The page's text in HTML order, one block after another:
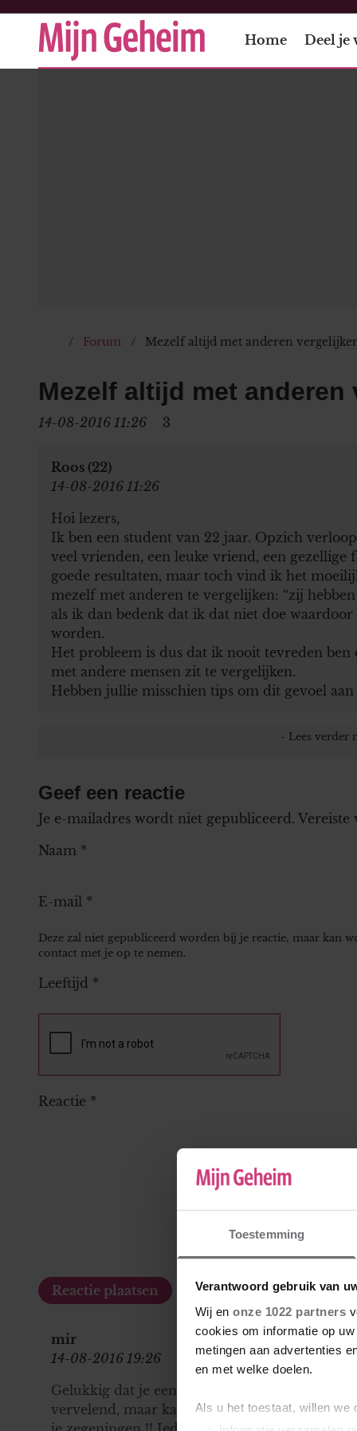
Toestemming
Verantwoord gebruik van
Wij en onze 1022 partners
cookies om informatie op
metingen aan advertenties
en met welke doelen.
Als u het toestaat, willen we
Home Deel je
Forum Mezelf altijd met anderen
Mezelf altijd met anderen
14-08-2016 11:26 3
Roos (22)
14-08-2016 11:26
Hoi lezers,
Ik ben een student van 22 jaar. Opzich
veel vrienden, een leuke vriend, een
goede resultaten, maar toch vind ik het
mezelf met anderen te vergelijken: “zij
als ik dan bedenk dat ik dat niet doe
worden.
Het probleem is dus dat ik nooit tevreden
met andere mensen zit te vergelijken.
Hebben jullie misschien tips om dit gevoel aan
Geef een reactie
Je e-mailadres wordt niet gepubliceerd. Vereiste
Naam *
E-mail *
Deze zal niet gepubliceerd worden bij je reactie, maar kan
contact met je op te nemen.
Leeftijd *
Reactie *
mir
14-08-2016 19:26
Gelukkig dat je een goed leven hebt, fijn om
vervelend, maar kan het wel herkennen. Komt